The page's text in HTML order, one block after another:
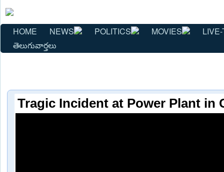
HOME NEWS POLITICS MOVIES
తెలుగువార్తలు
Tragic Incident at Power Plant in